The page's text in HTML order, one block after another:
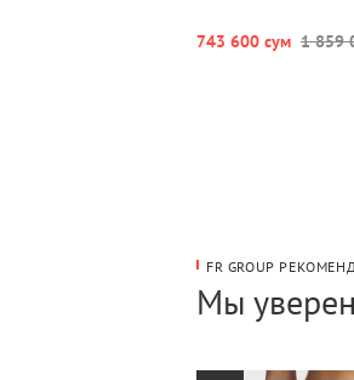
743 600 сум 1 859
FR GROUP
Мы